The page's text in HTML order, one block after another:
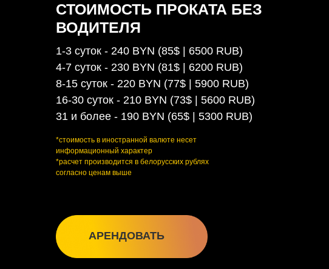
СТОИМОСТЬ ПРОКАТА БЕЗ
ВОДИТЕЛЯ
1-3 суток - 240 BYN (85$ | 6500 RUB)
4-7 суток - 230 BYN (81$ | 6200 RUB)
8-15 суток - 220 BYN (77$ | 5900 RUB)
16-30 суток - 210 BYN (73$ | 5600 RUB)
31 и более - 190 BYN (65$ | 5300 RUB)
*стоимость в иностранной валюте несет
информационный характер
*расчет производится в белорусских рублях
согласно ценам выше
АРЕНДОВАТЬ